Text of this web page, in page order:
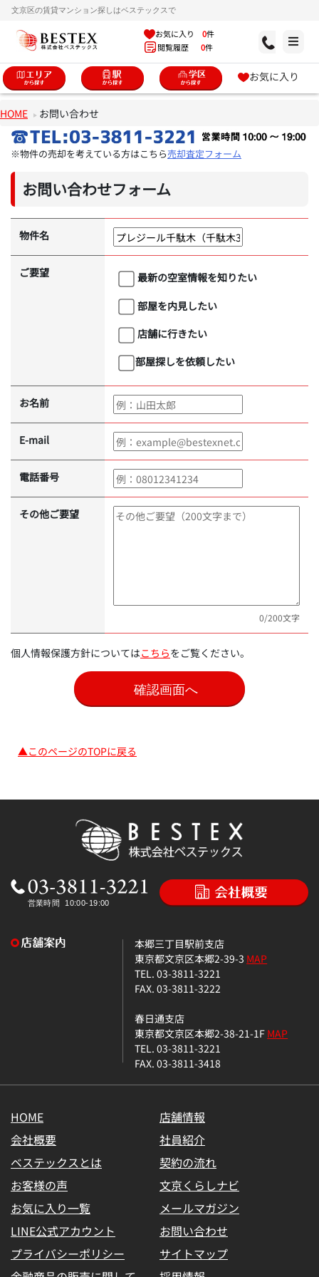
文京区の賃貸マンション探しはベステックスで
お気に入り 0件
閲覧履歴 0件
お気に入り
HOME お問い合わせ
※物件の売却を考えている方はこちら売却査定フォーム
お問い合わせフォーム
物件名
ご要望
最新の空室情報を知りたい
部屋を内見したい
店舗に行きたい
部屋探しを依頼したい
お名前
E-mail
電話番号
その他ご要望
0/200文字
個人情報保護方針についてはこちらをご覧ください。
▲このページのTOPに戻る
本郷三丁目駅前支店
東京都文京区本郷2-39-3 MAP
TEL. 03-3811-3221
FAX. 03-3811-3222
春日通支店
東京都文京区本郷2-38-21-1FMAP
TEL. 03-3811-3221
FAX. 03-3811-3418
HOME
店舗情報
会社概要
社員紹介
ベステックスとは
契約の流れ
お客様の声
文京くらしナビ
お気に入り一覧
メールマガジン
LINE公式アカウント
お問い合わせ
プライバシーポリシー
サイトマップ